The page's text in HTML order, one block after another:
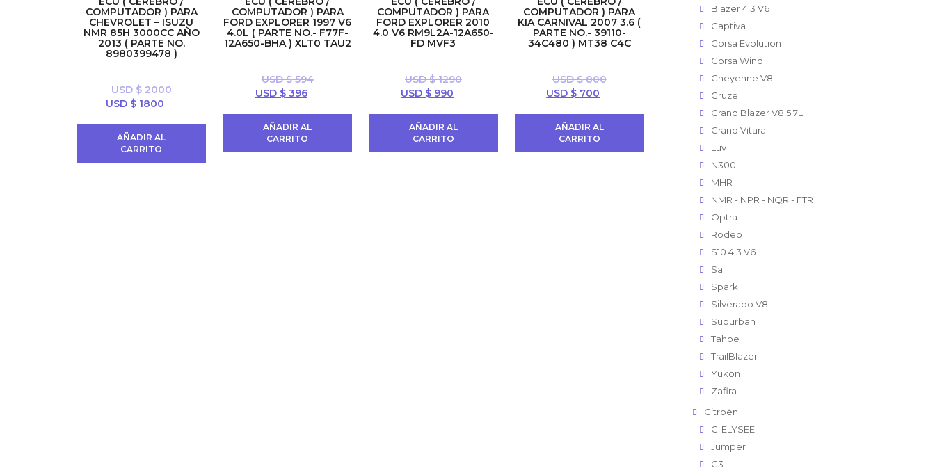
COMPUTADOR ) PARA
CHEVROLET – ISUZU
NMR 85H 3000CC AÑO
2013 ( PARTE NO.
8980399478 )
USD $2000
El
original
era:
USD $ 1800
es:
AÑADIR AL
CARRITO
COMPUTADOR ) PARA
FORD EXPLORER 1997 V6
4.0L ( PARTE NO.- F77F-
12A650-BHA ) XLT0 TAU2
USD $594
El
original
era:
USD $396El
es:
AÑADIR AL
CARRITO
COMPUTADOR ) PARA
FORD EXPLORER 2010
4.0 V6 RM9L2A-12A650-
FD MVF3
USD $1290
El
original
era:
USD $990El
es:
AÑADIR AL
CARRITO
COMPUTADOR ) PARA
KIA CARNIVAL 2007 3.6 (
PARTE NO.- 39110-
34C480 ) MT38 C4C
USD $800
El
original
era:
USD $ 700
es:
AÑADIR AL
CARRITO
Blazer 4.3 V6
Captiva
Corsa Evolution
Corsa Wind
Cheyenne V8
Cruze
Grand Blazer V8 5.7L
Grand Vitara
Luv
N300
MHR
NMR - NPR - NQR - FTR
Optra
Rodeo
S10 4.3 V6
Sail
Spark
Silverado V8
Suburban
Tahoe
TrailBlazer
Yukon
Zafira
Citroën
C-ELYSEE
Jumper
C3